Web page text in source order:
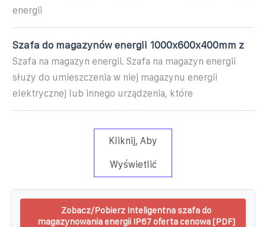
energii
Szafa do magazynów energii 1000x600x400mm z
Szafa na magazyn energii. Szafa na magazyn energii
służy do umieszczenia w niej magazynu energii
elektrycznej lub innego urządzenia, które
Kliknij, Aby
Wyświetlić
Zobacz/Pobierz Inteligentna szafa do
magazynowania energii IP67 oferta cenowa [PDF]